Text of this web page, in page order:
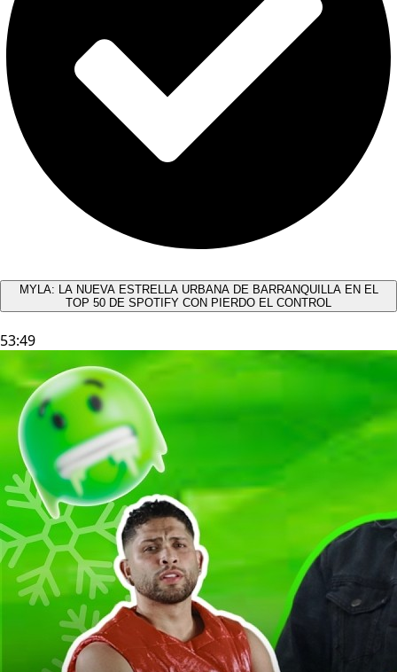
MYLA: LA NUEVA ESTRELLA URBANA DE BARRANQUILLA EN EL
TOP 50 DE SPOTIFY CON PIERDO EL CONTROL
53:49